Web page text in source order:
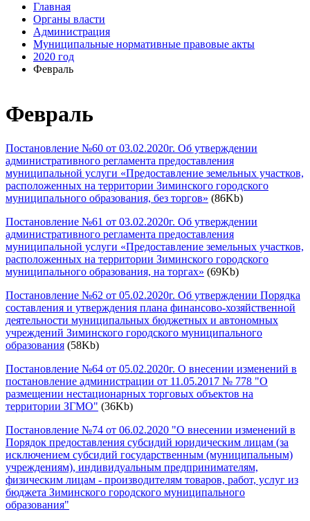
Февраль
Постановление №60 от 03.02.2020г. Об утверждении
административного регламента предоставления
муниципальной услуги «Предоставление земельных участков,
расположенных на территории Зиминского городского
муниципального образования, без торгов» (86Kb)
Постановление №61 от 03.02.2020г. Об утверждении
административного регламента предоставления
муниципальной услуги «Предоставление земельных участков,
расположенных на территории Зиминского городского
муниципального образования, на торгах» (69Kb)
Постановление №62 от 05.02.2020г. Об утверждении Порядка
составления и утверждения плана финансово-хозяйственной
деятельности муниципальных бюджетных и автономных
учреждений Зиминского городского муниципального
образования (58Kb)
Постановление №64 от 05.02.2020г. О внесении изменений в
постановление администрации от 11.05.2017 № 778 "О
размещении нестационарных торговых объектов на
территории ЗГМО" (36Kb)
Постановление №74 от 06.02.2020 "О внесении изменений в
Порядок предоставления субсидий юридическим лицам (за
исключением субсидий государственным (муниципальным)
учреждениям), индивидуальным предпринимателям,
физическим лицам - производителям товаров, работ, услуг из
бюджета Зиминского городского муниципального
образования"
Главная
Органы власти
Администрация
Муниципальные нормативные правовые акты
2020 год
Февраль